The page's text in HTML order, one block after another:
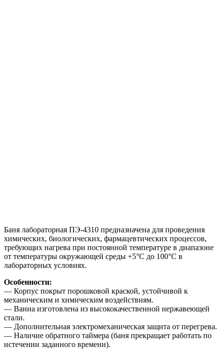
Баня лабораторная ПЭ-4310 предназначена для проведения
химических, биологических, фармацевтических процессов,
требующих нагрева при постоянной температуре в диапазоне
от температуры окружающей среды +5°С до 100°С в
лабораторных условиях.
Особенности:
— Корпус покрыт порошковой краской, устойчивой к
механическим и химическим воздействиям.
— Ванна изготовлена из высококачественной нержавеющей
стали.
— Дополнительная электромеханическая защита от перегрева.
— Наличие обратного таймера (баня прекращает работать по
истечении заданного времени).